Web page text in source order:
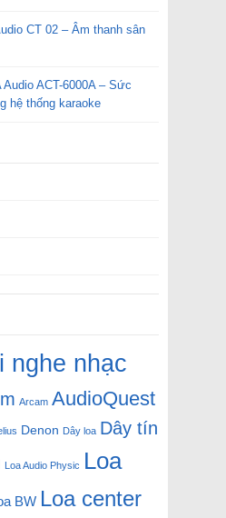
CT 02 – Âm thanh sân
ACT-6000A – Sức
hệ thống karaoke
nghe nhạc
Arcam AudioQuest
Denon Dây loa Dây tín
Loa Audio Physic Loa
BW Loa center